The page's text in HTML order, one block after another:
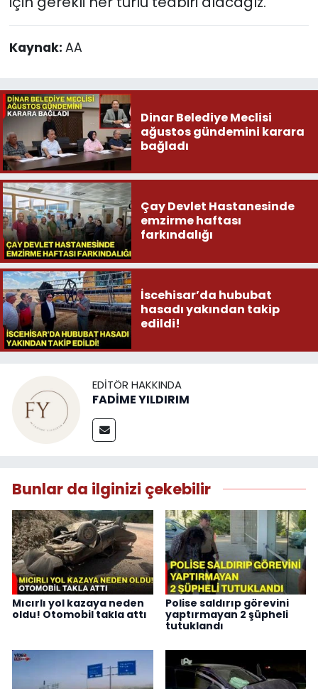
Kaynak: AA
Dinar Belediye Meclisi
ağustos gündemini karara
bağladı
Çay Devlet Hastanesinde
emzirme haftası
farkındalığı
İscehisar’da hububat
hasadı yakından takip
edildi!
EDITÖR HAKKINDA
FADİME YILDIRIM
Bunlar da ilginizi çekebilir
Mıcırlı yol kazaya neden
oldu! Otomobil takla attı
Polise saldırıp görevini
yaptırmayan 2 şüpheli
tutuklandı